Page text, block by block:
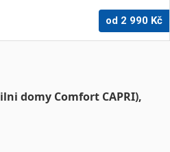
od 2 990 Kč
domy Comfort CAPRI),